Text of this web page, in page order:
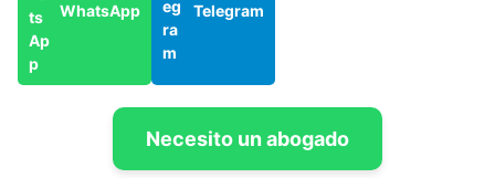
WhatsApp Telegram
Necesito un abogado